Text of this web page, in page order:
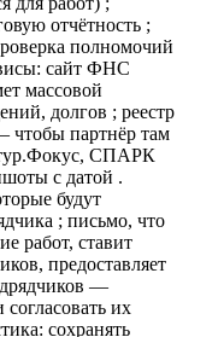
отчётность ;
полномочий
сайт ФНС
массовой
долгов ; реестр
чтобы партнёр там
СПАРК
с датой .
будут
; письмо, что
работ, ставит
предоставляет
—
их
сохранять